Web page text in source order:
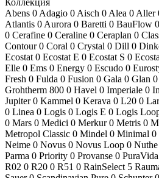
Abens 0 Adagio 0 Aisch 0 Alea 0 Aller
Atlantis 0 Aurora 0 Baretti 0 BauFlow 0
0 Cerafine 0 Ceraline 0 Ceraplan 0
Contour0 Coral 0 Crystal 0 Dill 0
Ecostat 0 Ecostat E 0 Ecostat S 0
Elle 0 Ems 0 Energy 0 Escudo 0
Fresh 0 Fulda 0 Fusion 0 Gala 0 Glan 0
Grohtherm 800 0 Havel 0 Imperiale 0
Jupiter0 Kammel 0 Kerava 0 L20 0
0 Linea 0 Logis 0 Logis E 0 Logis
0 Mars 0 Medici 0 Merkur0 Metris 0
Metropol Classic 0 Mindel 0 Minimal 0
Neime 0 Novus 0 Novus Loop 0 Nuthe
Parma 0 Priority 0 Provanse 0 PuraVida
R02 0 R20 0 R51 0 RainSelect 5